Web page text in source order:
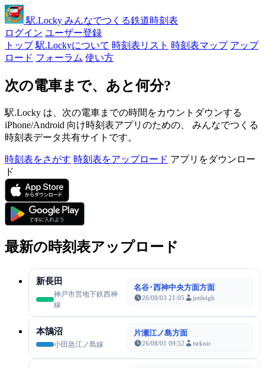
駅.Locky みんなでつくる鉄道時刻表
ログイン ユーザー登録
トップ 駅.Lockyについて 時刻表リスト 時刻表マップ アップ
ロード フォーラム 使い方
次の電車まで、あと何分?
駅.Locky は、次の電車までの時間をカウントダウンする
iPhone/Android 向け時刻表アプリのための、 みんなでつくる
時刻表データ共有サイトです。
時刻表をさがす 時刻表をアップロード アプリをダウンロー
ド
最新の時刻表アップロード
新長田
神戸市営地下鉄西神
線
名谷･西神中央方面方面
26/08/03 21:05 jettleigh
本鵠沼
小田急江ノ島線
片瀬江ノ島方面
26/08/01 09:52 tsrknic